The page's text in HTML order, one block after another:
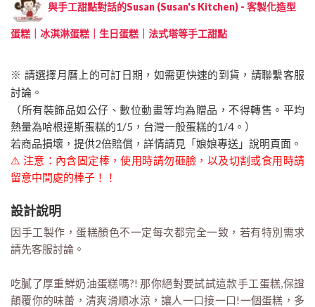
與手工甜點對話的Susan (Susan's Kitchen) - 客製化造型
蛋糕｜冰淇淋蛋糕｜生日蛋糕｜法式塔等手工甜點
※ 請選擇月曆上的可訂日期，如需更快速的到貨，請聯繫客服
討論。
（所有裝飾品如公仔、數位動畫等均為贈品，不得轉售。平均
熱量為哈根達斯蛋糕的1/5，台灣一般蛋糕的1/4。）
若商品損壞，提供2倍賠償，詳情請見「娘娘專送」說明頁面。
⚠️ 注意：內含固定棒，使用時請勿砸臉，以及切割或食用時請
留意中間處的棒子！！
設計說明
因手工製作，蛋糕顏色不一定每次都完全一致，若有特別需求
請先客服討論。
吃膩了厚重鮮奶油蛋糕嗎?! 那你絕對要試試這款手工蛋糕,保證
顛覆你的味蕾，清爽滑順冰涼，讓人一口接一口!一個蛋糕，多